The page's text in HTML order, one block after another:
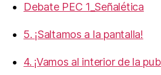
Debate PEC 1_Señalética
5. ¡Saltamos a la pantalla!
4. ¡Vamos al interior de la